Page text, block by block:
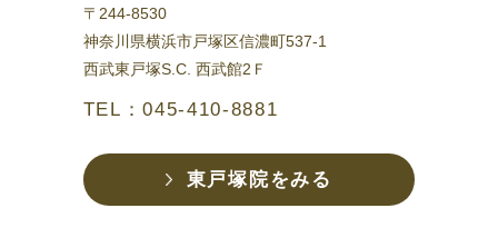
〒244-8530
神奈川県横浜市戸塚区信濃町537-1
西武東戸塚S.C. 西武館2Ｆ
TEL：045-410-8881
東戸塚院をみる